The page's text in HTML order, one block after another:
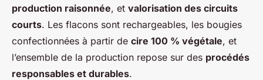
production raisonnée, et valorisation des circuits
courts. Les flacons sont rechargeables, les bougies
confectionnées à partir de cire 100 % végétale, et
l’ensemble de la production repose sur des procédés
responsables et durables.